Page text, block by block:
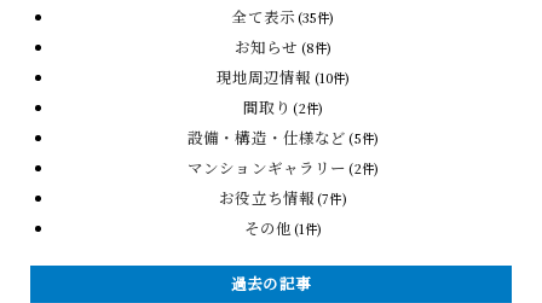
全て表示 (35件)
お知らせ (8件)
現地周辺情報 (10件)
間取り (2件)
設備・構造・仕様など (5件)
マンションギャラリー (2件)
お役立ち情報 (7件)
その他 (1件)
過去の記事